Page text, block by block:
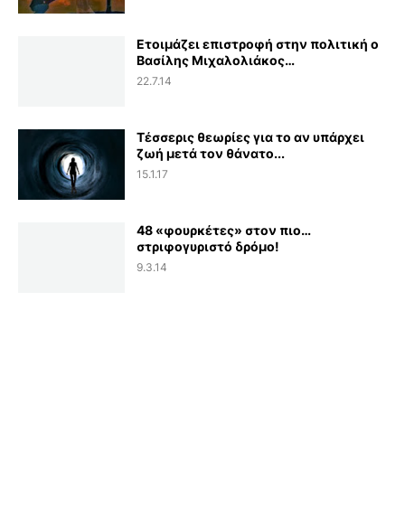
Ετοιμάζει επιστροφή στην πολιτική ο
Βασίλης Μιχαλολιάκος…
22.7.14
Τέσσερις θεωρίες για το αν υπάρχει
ζωή μετά τον θάνατο...
15.1.17
48 «φουρκέτες» στον πιο…
στριφογυριστό δρόμο!
9.3.14